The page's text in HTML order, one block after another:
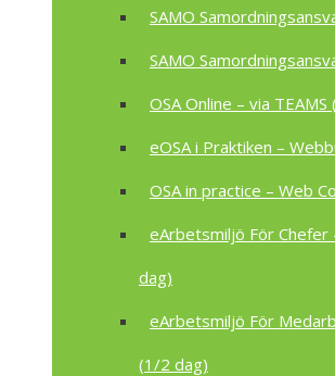
SAMO
SAMO
OSA Online – via TEAMS
eOSA i Praktiken –
OSA in practice – Web
eArbetsmiljö För
dag)
eArbetsmiljö För
(1/2 dag)